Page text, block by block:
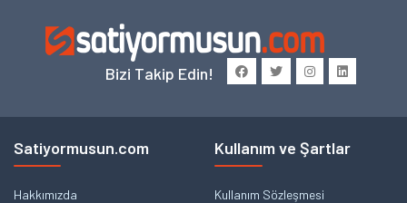
Bizi Takip Edin!
Satiyormusun.com
Hakkımızda
Kullanım ve Şartlar
Kullanım Sözleşmesi